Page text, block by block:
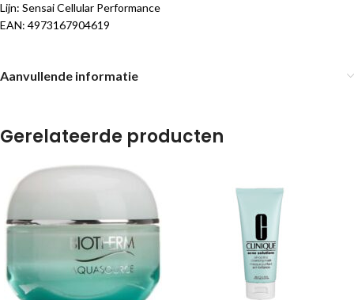
Lijn: Sensai Cellular Performance
EAN: 4973167904619
Aanvullende informatie
Gerelateerde producten